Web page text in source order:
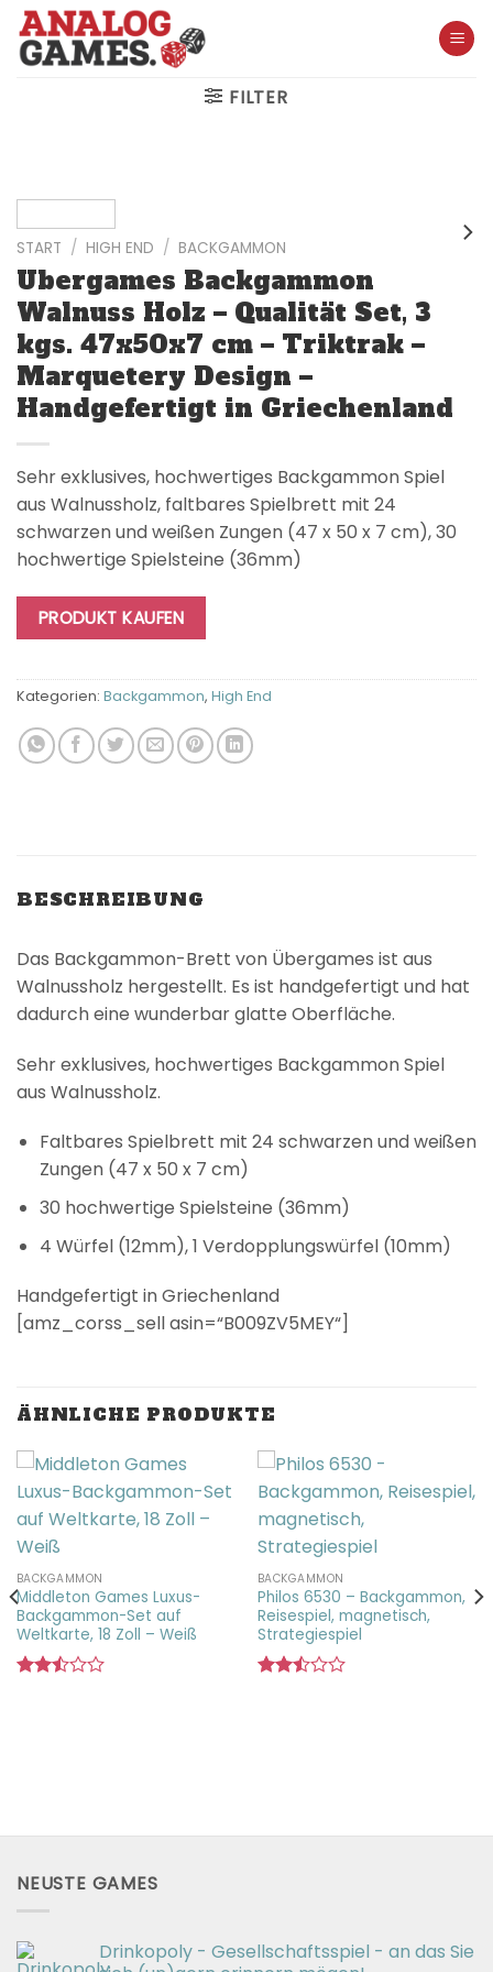
Skip
content
FILTER
START / HIGH END / BACKGAMMON
Ubergames Backgammon
Walnuss Holz – Qualität Set, 3
kgs. 47x50x7 cm – Triktrak –
Marquetery Design –
Handgefertigt in Griechenland
Sehr exklusives, hochwertiges Backgammon Spiel
aus Walnussholz, faltbares Spielbrett mit 24
schwarzen und weißen Zungen (47 x 50 x 7 cm), 30
hochwertige Spielsteine (36mm)
PRODUKT KAUFEN
Kategorien: Backgammon, High End
BESCHREIBUNG
Das Backgammon-Brett von Übergames ist aus
Walnussholz hergestellt. Es ist handgefertigt und hat
dadurch eine wunderbar glatte Oberfläche.
Sehr exklusives, hochwertiges Backgammon Spiel
aus Walnussholz.
Faltbares Spielbrett mit 24 schwarzen und weißen
Zungen (47 x 50 x 7 cm)
30 hochwertige Spielsteine (36mm)
4 Würfel (12mm), 1 Verdopplungswürfel (10mm)
Handgefertigt in Griechenland
[amz_corss_sell asin=“B009ZV5MEY“]
ÄHNLICHE PRODUKTE
BACKGAMMON
Middleton Games Luxus-
Backgammon-Set auf
Weltkarte, 18 Zoll – Weiß
BACKGAMMON
Philos 6530 – Backgammon,
Reisespiel, magnetisch,
Strategiespiel
NEUSTE GAMES
Drinkopoly - Gesellschaftsspiel - an das Sie